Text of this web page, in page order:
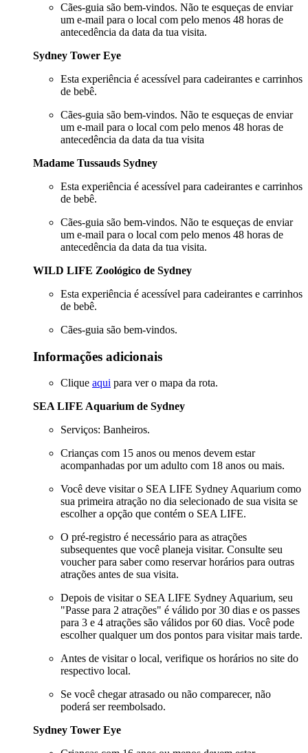
Cães-guia são bem-vindos. Não te esqueças de enviar
um e-mail para o local com pelo menos 48 horas de
antecedência da data da tua visita.
Sydney Tower Eye
Esta experiência é acessível para cadeirantes e carrinhos
de bebê.
Cães-guia são bem-vindos. Não te esqueças de enviar
um e-mail para o local com pelo menos 48 horas de
antecedência da data da tua visita
Madame Tussauds Sydney
Esta experiência é acessível para cadeirantes e carrinhos
de bebê.
Cães-guia são bem-vindos. Não te esqueças de enviar
um e-mail para o local com pelo menos 48 horas de
antecedência da data da tua visita.
WILD LIFE Zoológico de Sydney
Esta experiência é acessível para cadeirantes e carrinhos
de bebê.
Cães-guia são bem-vindos.
Informações adicionais
Clique aqui para ver o mapa da rota.
SEA LIFE Aquarium de Sydney
Serviços: Banheiros.
Crianças com 15 anos ou menos devem estar
acompanhadas por um adulto com 18 anos ou mais.
Você deve visitar o SEA LIFE Sydney Aquarium como
sua primeira atração no dia selecionado de sua visita se
escolher a opção que contém o SEA LIFE.
O pré-registro é necessário para as atrações
subsequentes que você planeja visitar. Consulte seu
voucher para saber como reservar horários para outras
atrações antes de sua visita.
Depois de visitar o SEA LIFE Sydney Aquarium, seu
"Passe para 2 atrações" é válido por 30 dias e os passes
para 3 e 4 atrações são válidos por 60 dias. Você pode
escolher qualquer um dos pontos para visitar mais tarde.
Antes de visitar o local, verifique os horários no site do
respectivo local.
Se você chegar atrasado ou não comparecer, não
poderá ser reembolsado.
Sydney Tower Eye